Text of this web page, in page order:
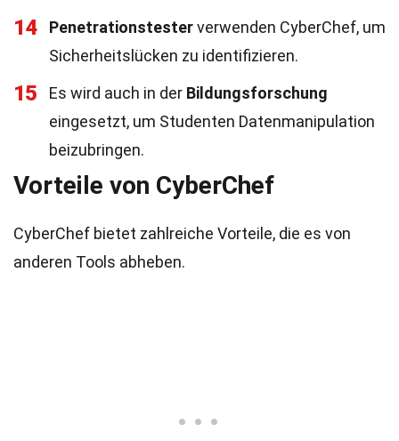
14 Penetrationstesterverwenden CyberChef, um
Sicherheitslücken zu identifizieren.
15 Es wird auch in der Bildungsforschung
eingesetzt, um Studenten Datenmanipulation
beizubringen.
Vorteile von CyberChef
CyberChef bietet zahlreiche Vorteile, die es von
anderen Tools abheben.